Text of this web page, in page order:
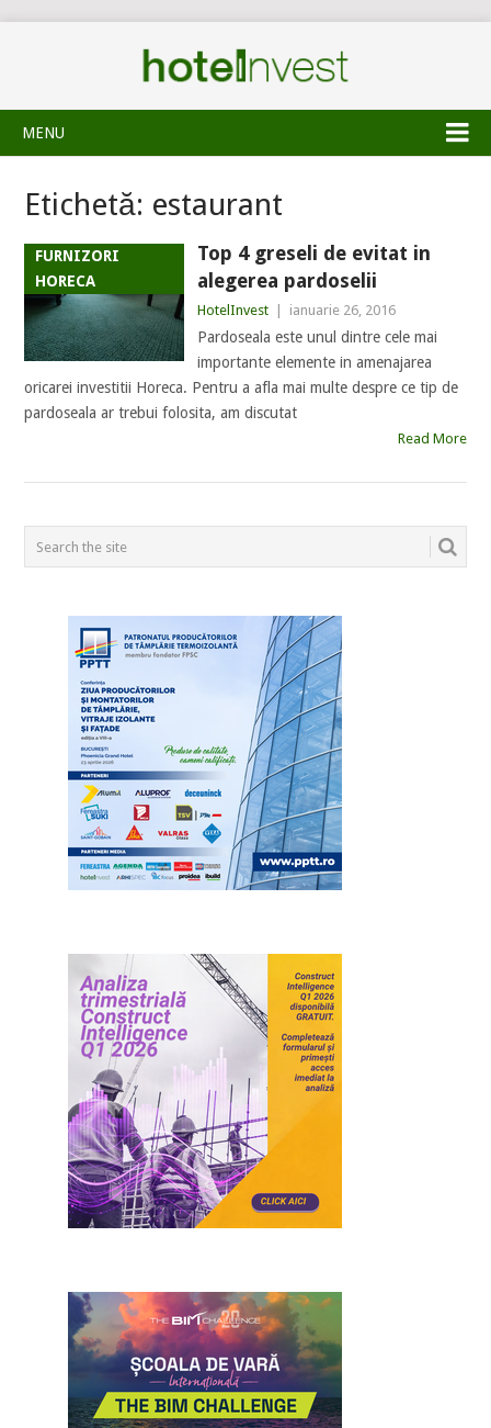
MENU
Etichetă: estaurant
FURNIZORI
HORECA
Top 4 greseli de evitat in
alegerea pardoselii
HotelInvest ianuarie 26, 2016
Pardoseala este unul dintre cele mai
importante elemente in amenajarea
oricarei investitii Horeca. Pentru a afla mai multe despre ce tip de
pardoseala ar trebui folosita, am discutat
Read More
POSTS
NAVIGATION